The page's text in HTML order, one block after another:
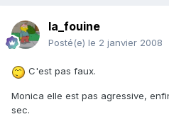
la_fouine
Posté(e) le 2 janvier 2008
C'est pas faux.
Monica elle est pas agressive,
sec.